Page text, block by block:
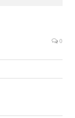
0